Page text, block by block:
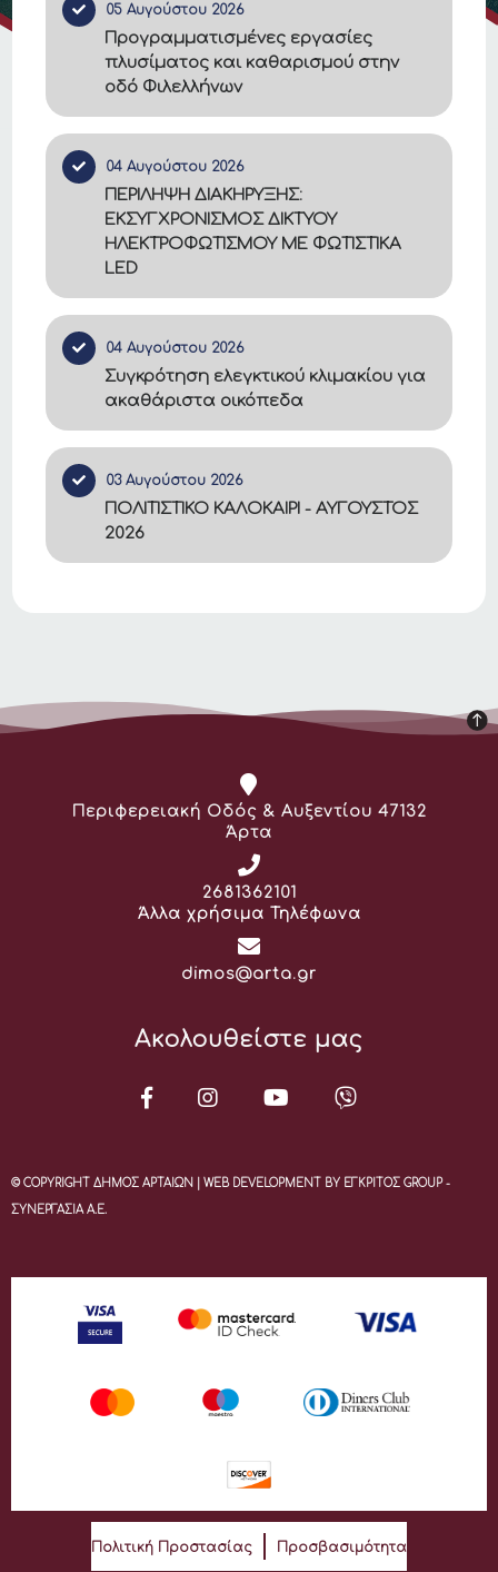
05 Αυγούστου 2026
Προγραμματισμένες εργασίες
πλυσίματος και καθαρισμού στην
οδό Φιλελλήνων
04 Αυγούστου 2026
ΠΕΡΙΛΗΨΗ ΔΙΑΚΗΡΥΞΗΣ:
ΕΚΣΥΓΧΡΟΝΙΣΜΟΣ ΔΙΚΤΥΟΥ
ΗΛΕΚΤΡΟΦΩΤΙΣΜΟΥ ΜΕ ΦΩΤΙΣΤΙΚΑ
LED
04 Αυγούστου 2026
Συγκρότηση ελεγκτικού κλιμακίου για
ακαθάριστα οικόπεδα
03 Αυγούστου 2026
ΠΟΛΙΤΙΣΤΙΚΟ ΚΑΛΟΚΑΙΡΙ - ΑΥΓΟΥΣΤΟΣ
2026
Διεύθυνση:
Περιφερειακή Οδός & Αυξεντίου 47132
Άρτα
Τηλέφωνο:
2681362101
Άλλα χρήσιμα Τηλέφωνα
Email:
dimos@arta.gr
Ακολουθείστε μας
© COPYRIGHT ΔΗΜΟΣ ΑΡΤΑΙΩΝ | WEB DEVELOPMENT BY ΕΓΚΡΙΤΟΣ GROUP -
ΣΥΝΕΡΓΑΣΙΑ Α.Ε.
Πολιτική Προστασίας Προσβασιμότητα